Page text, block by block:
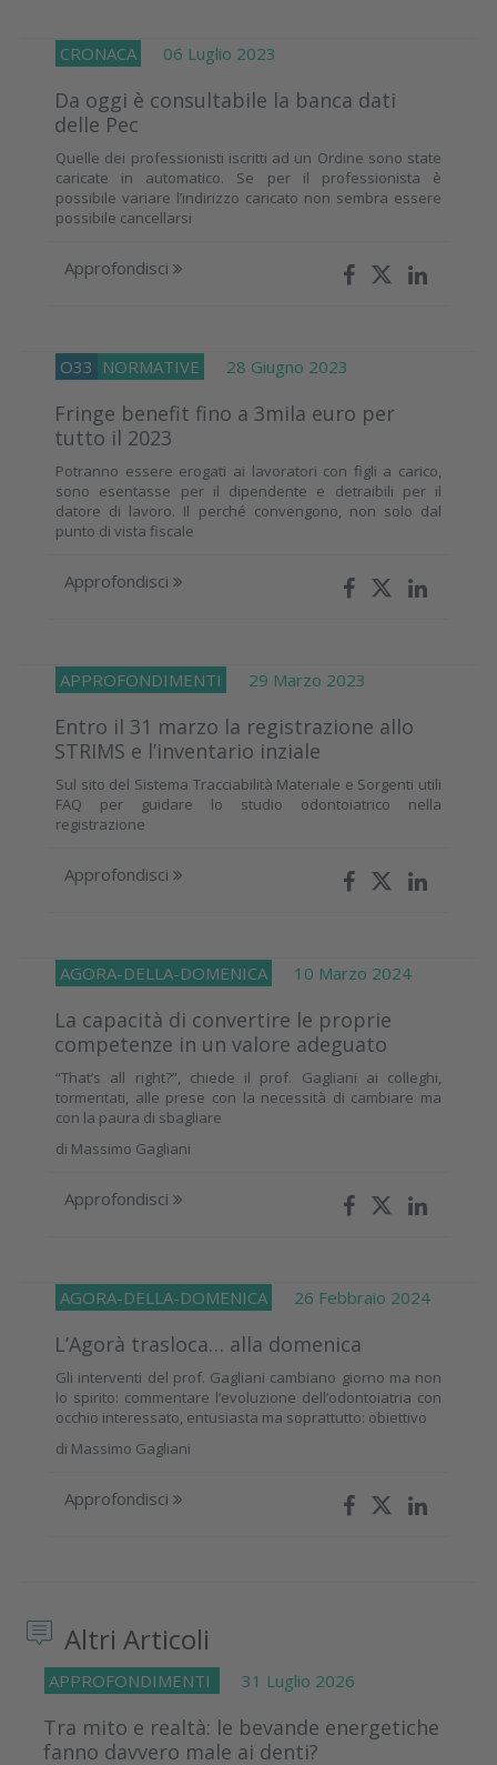
CRONACA 06 Luglio 2023
Da oggi è consultabile la banca dati
delle Pec
Quelle dei professionisti iscritti ad un Ordine sono state
caricate in automatico. Se per il professionista è
possibile variare l’indirizzo caricato non sembra essere
possibile cancellarsi
Approfondisci
O33 NORMATIVE 28 Giugno 2023
Fringe benefit fino a 3mila euro per
tutto il 2023
Potranno essere erogati ai lavoratori con figli a carico,
sono esentasse per il dipendente e detraibili per il
datore di lavoro. Il perché convengono, non solo dal
punto di vista fiscale
Approfondisci
APPROFONDIMENTI 29 Marzo 2023
Entro il 31 marzo la registrazione allo
STRIMS e l’inventario inziale
Sul sito del Sistema Tracciabilità Materiale e Sorgenti utili
FAQ per guidare lo studio odontoiatrico nella
registrazione
Approfondisci
AGORA-DELLA-DOMENICA 10 Marzo 2024
La capacità di convertire le proprie
competenze in un valore adeguato
“That’s all right?”, chiede il prof. Gagliani ai colleghi,
tormentati, alle prese con la necessità di cambiare ma
con la paura di sbagliare
di Massimo Gagliani
Approfondisci
AGORA-DELLA-DOMENICA 26 Febbraio 2024
L’Agorà trasloca… alla domenica
Gli interventi del prof. Gagliani cambiano giorno ma non
lo spirito: commentare l’evoluzione dell’odontoiatria con
occhio interessato, entusiasta ma soprattutto: obiettivo
di Massimo Gagliani
Approfondisci
Altri Articoli
APPROFONDIMENTI 31 Luglio 2026
Tra mito e realtà: le bevande energetiche
fanno davvero male ai denti?